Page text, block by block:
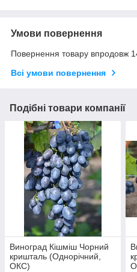
Умови повернення
Повернення товару впродовж
Всі умови повернення
Подібні товари компанії
Виноград Кішміш Чорний
кришталь (Однорічний,
ОКС)